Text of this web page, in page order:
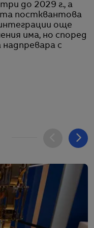
до 2029 г., а
постквантова
още
има, но според
с